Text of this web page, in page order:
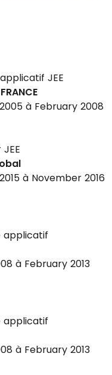
JEE
à February 2008
à November 2016
applicatif
à February 2013
applicatif
à February 2013